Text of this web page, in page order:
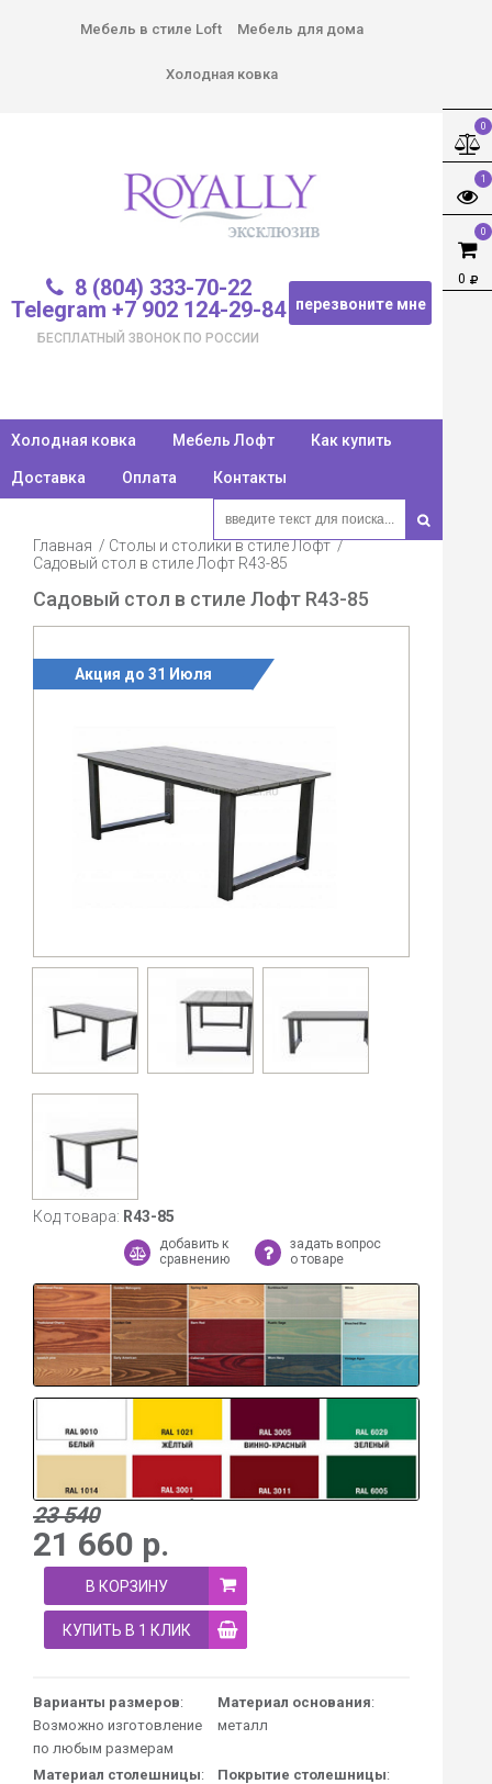
Мебель в стиле Loft Мебель для дома
Холодная ковка
0
1
0
0
8 (804) 333-70-22
Telegram +7 902 124-29-84
БЕСПЛАТНЫЙ ЗВОНОК ПО РОССИИ
перезвоните мне
Холодная ковка Мебель Лофт Как купить
Доставка Оплата Контакты
Главная
Столы и столики в стиле Лофт
Садовый стол в стиле Лофт R43-85
Садовый стол в стиле Лофт R43-85
Акция до 31 Июля
Код товара: R43-85
добавить к
сравнению
задать вопрос
о товаре
23 540
21 660 р.
В КОРЗИНУ
КУПИТЬ В 1 КЛИК
Варианты размеров:
Возможно изготовление
по любым размерам
Материал основания:
металл
Материал столешницы:
Покрытие столешницы: